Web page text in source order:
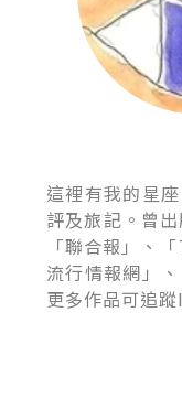
這裡有我的星
評及旅記。曾
「聯合報」、
流行情報網」
更多作品可追